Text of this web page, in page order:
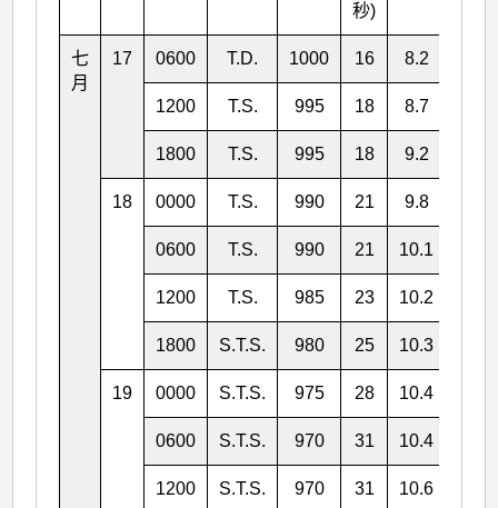
秒)
七
月
17 0600 T.D. 1000 16 8.2
1200 T.S. 995 18 8.7
1800 T.S. 995 18 9.2
18 0000 T.S. 990 21 9.8
0600 T.S. 990 21 10.1
1200 T.S. 985 23 10.2
1800 S.T.S. 980 25 10.3
19 0000 S.T.S. 975 28 10.4
0600 S.T.S. 970 31 10.4
1200 S.T.S. 970 31 10.6